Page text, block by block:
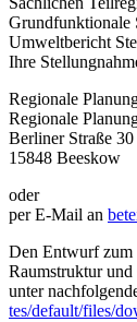
Grundfunktionale
Umweltbericht
Ihre
Regionale
Regionale
Berliner Straße 30
15848 Beeskow
oder
per E-Mail an
Den Entwurf zum
Raumstruktur
unter
tes/default/files/